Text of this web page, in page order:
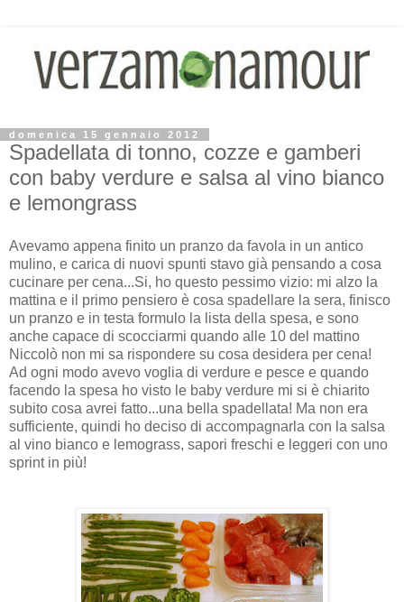
domenica 15 gennaio 2012
Spadellata di tonno, cozze e gamberi
con baby verdure e salsa al vino bianco
e lemongrass
Avevamo appena finito un pranzo da favola in un antico
mulino, e carica di nuovi spunti stavo già pensando a cosa
cucinare per cena...Si, ho questo pessimo vizio: mi alzo la
mattina e il primo pensiero è cosa spadellare la sera, finisco
un pranzo e in testa formulo la lista della spesa, e sono
anche capace di scocciarmi quando alle 10 del mattino
Niccolò non mi sa rispondere su cosa desidera per cena!
Ad ogni modo avevo voglia di verdure e pesce e quando
facendo la spesa ho visto le baby verdure mi si è chiarito
subito cosa avrei fatto...una bella spadellata! Ma non era
sufficiente, quindi ho deciso di accompagnarla con la salsa
al vino bianco e lemograss, sapori freschi e leggeri con uno
sprint in più!